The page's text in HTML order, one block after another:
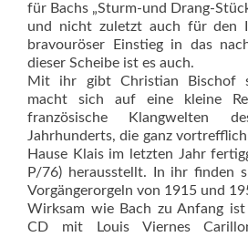
für Bachs „Sturm-und Drang-
und nicht zuletzt auch für den
bravouröser Einstieg in das
dieser Scheibe ist es auch.
Mit ihr gibt Christian Bischof
macht sich auf eine kleine
französische
Jahrhunderts, die ganz
Hause Klais im letzten Jahr
P/76) he­rausstellt. In ihr finden
Vorgängerorgeln von 1915 und
Wirksam wie Bach zu Anfang
CD mit Louis Viernes